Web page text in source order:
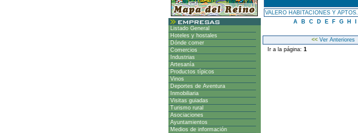
Listado General
Hoteles y hostales
Dónde comer
Comercios
Industrias
Artesanía
Productos típicos
Vinos
Deportes de Aventura
Inmobiliaria
Visitas guiadas
Turismo rural
Asociaciones
Ayuntamientos
Medios de información
VALERO HABITACIONES Y APTOS.
A
B C D E F G H
<<Ver Anteriores
Ir a la página: 1